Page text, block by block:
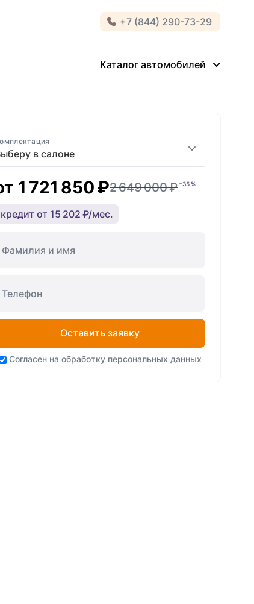
+7 (844) 290-73-29
Каталог автомобилей
в салоне
1 721 850 ₽2 649 000 ₽ –35 %
кредит от 15 202 ₽/мес.
Оставить заявку
Согласен на обработку персональных данных